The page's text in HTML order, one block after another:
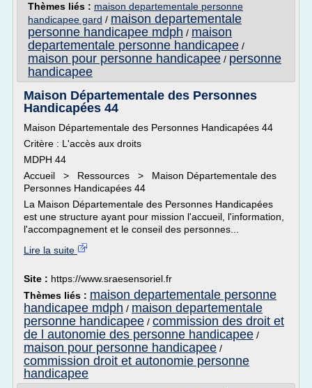
Thèmes liés : maison departementale personne
handicapee gard / maison departementale
personne handicapee mdph / maison
departementale personne handicapee /
maison pour personne handicapee / personne
handicapee
Maison Départementale des Personnes
Handicapées 44
Maison Départementale des Personnes Handicapées 44
Critère : L'accès aux droits
MDPH 44
Accueil > Ressources > Maison Départementale des
Personnes Handicapées 44
La Maison Départementale des Personnes Handicapées
est une structure ayant pour mission l'accueil, l'information,
l'accompagnement et le conseil des personnes...
Lire la suite
Site : https://www.sraesensoriel.fr
Thèmes liés : maison departementale personne
handicapee mdph / maison departementale
personne handicapee / commission des droit et
de l autonomie des personne handicapee /
maison pour personne handicapee /
commission droit et autonomie personne
handicapee